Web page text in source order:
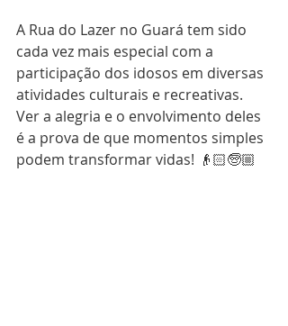
A Rua do Lazer no Guará tem sido
cada vez mais especial com a
participação dos idosos em diversas
atividades culturais e recreativas.
Ver a alegria e o envolvimento deles
é a prova de que momentos simples
podem transformar vidas! 👴🏻🧓🏼